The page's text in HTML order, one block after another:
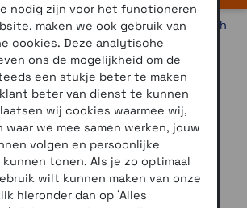
>Motorcommunicatie > Schuberth
SC Edge ANC
nodig zijn voor het functioneren
maken we ook gebruik van
cookies. Deze analytische
ons de mogelijkheid om de
een stukje beter te maken
beter van dienst te kunnen
wij cookies waarmee wij,
waar we mee samen werken, jouw
volgen en persoonlijke
tonen. Als je zo optimaal
wilt kunnen maken van onze
hieronder dan op 'Alles